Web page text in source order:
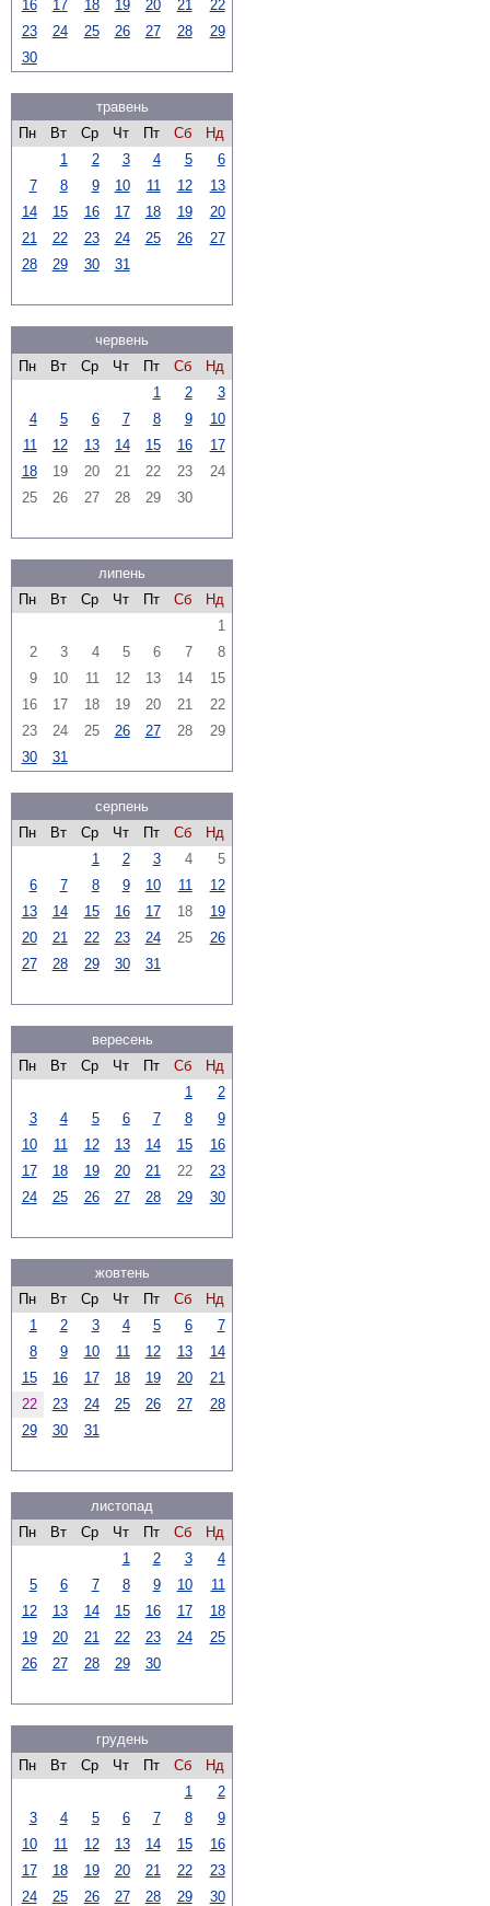
16
17 18 19 20 21
22
23
24 25 26 27 28
29
30
травень
Пн
Вт Ср Чт Пт Сб
Нд
1
2 3 4 5
6
7
8 9 10 11 12
13
14
15 16 17 18 19
20
21
22 23 24 25 26
27
28
29 30 31
червень
Пн
Вт Ср Чт Пт Сб
Нд
1
2
3
4
5 6 7 8 9
10
11
12 13 14 15 16
17
18
19 20 21 22 23
24
25
26 27 28 29 30
липень
Пн
Вт Ср Чт Пт Сб
Нд
1
2
3 4 5 6 7
8
9
10 11 12 13 14
15
16
17 18 19 20 21
22
23
24 25 26 27 28
29
30
31
серпень
Пн
Вт Ср Чт Пт Сб
Нд
1
2 3 4
5
6
7 8 9 10 11
12
13
14 15 16 17 18
19
20
21 22 23 24 25
26
27
28 29 30 31
вересень
Пн
Вт Ср Чт Пт Сб
Нд
1
2
3
4 5 6 7 8
9
10
11 12 13 14 15
16
17
18 19 20 21 22
23
24
25 26 27 28 29 30
жовтень
Пн
Вт Ср Чт Пт Сб
Нд
1
2 3 4 5 6
7
8
9 10 11 12 13
14
15
16 17 18 19 20
21
22
23 24 25 26 27
28
29
30 31
листопад
Пн
Вт Ср Чт Пт Сб
Нд
1
2 3
4
5
6 7 8 9 10
11
12
13 14 15 16 17
18
19
20 21 22 23 24
25
26
27 28 29 30
грудень
Пн
Вт Ср Чт Пт Сб
Нд
1
2
3
4 5 6 7 8
9
10
11 12 13 14 15
16
17
18 19 20 21 22
23
24
25 26 27 28 29 30